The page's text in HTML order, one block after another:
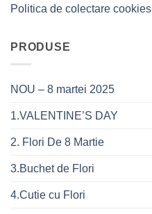
Politica de colectare cookies
PRODUSE
NOU – 8 martei 2025
1.VALENTINE’S DAY
2. Flori De 8 Martie
3.Buchet de Flori
4.Cutie cu Flori